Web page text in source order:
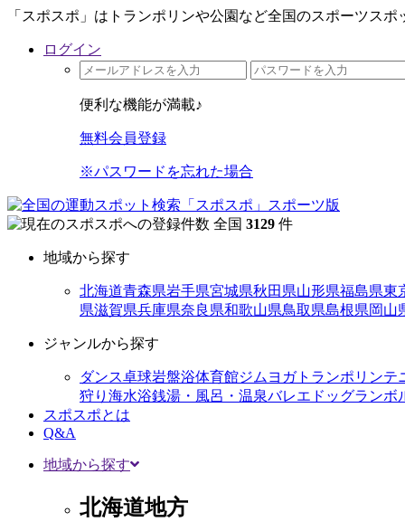
「スポスポ」はトランポリンや公園など全国のスポーツス
ログイン
便利な機能が満載♪
無料会員登録
※パスワードを忘れた場合
全国 3129 件
地域から探す
北海道青森県岩手県宮城県秋田県山形県福島県東
県滋賀県兵庫県奈良県和歌山県鳥取県島根県岡山
ジャンルから探す
ダンス卓球岩盤浴体育館ジム ヨガトランポリンテ
狩り 海水浴銭湯・風呂・温泉バレエ ドッグランボ
スポスポとは
Q&A
地域から探す
北海道地方